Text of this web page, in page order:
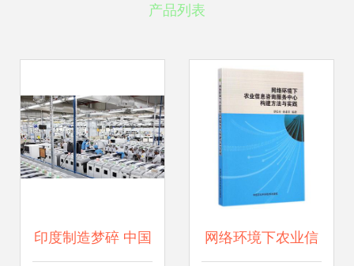
产品列表
印度制造梦碎 中国 网络环境下农业信